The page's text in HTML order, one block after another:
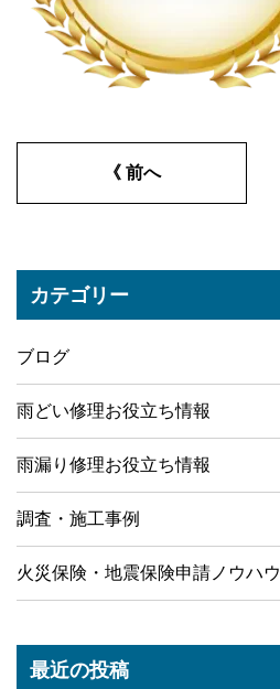
《 前へ
カテゴリー
ブログ
雨どい修理お役立ち情報
雨漏り修理お役立ち情報
調査・施工事例
火災保険・地震保険申請ノウハウ
最近の投稿